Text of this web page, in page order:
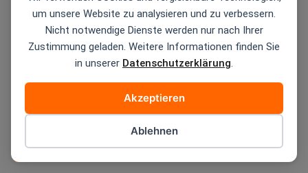
um unsere Website zu analysieren und zu verbessern.
Nicht notwendige Dienste werden nur nach Ihrer
Zustimmung geladen. Weitere Informationen finden Sie
in unserer Datenschutzerklärung.
Akzeptieren
Ablehnen
Cookie-Einstellungen